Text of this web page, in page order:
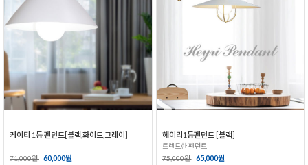
케이티 1등 펜던트[블랙,화이트,그레이]
71,000원 60,000원
헤이리1등펜던트 [블랙]
트렌드한 펜던트
75,000원 65,000원